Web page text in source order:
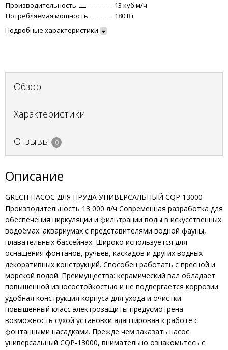
Производительность
13 куб.м/ч
Потребляемая мощность
180 Вт
Подробные характеристики
Обзор
Характеристики
Отзывы 0
Описание
GRECH НАСОС ДЛЯ ПРУДА УНИВЕРСАЛЬНЫЙ CQP 13000
Производительность 13 000 л/ч Современная разработка для
обеспечения циркуляции и фильтрации воды в искусственных
водоёмах: аквариумах с представителями водной фауны,
плавательных бассейнах. Широко используется для
оснащения фонтанов, ручьёв, каскадов и других водных
декоративных конструкций. Способен работать с пресной и
морской водой. Преимущества: керамический вал обладает
повышенной износостойкостью и не подвергается коррозии
удобная конструкция корпуса для ухода и очистки
повышенный класс электрозащиты предусмотрена
возможность сухой установки адаптирован к работе с
фонтанными насадками. Прежде чем заказать насос
универсальный CQP-13000, внимательно ознакомьтесь с